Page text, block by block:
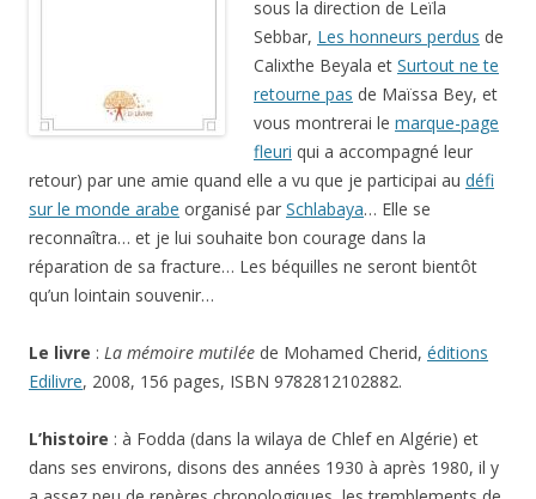
sous la direction de Leïla
Sebbar, Les honneurs perdus de
Calixthe Beyala et Surtout ne te
retourne pas de Maïssa Bey, et
vous montrerai le marque-page
fleuri qui a accompagné leur
retour) par une amie quand elle a vu que je participai au défi
sur le monde arabe organisé par Schlabaya… Elle se
reconnaîtra… et je lui souhaite bon courage dans la
réparation de sa fracture… Les béquilles ne seront bientôt
qu’un lointain souvenir…
Le livre : La mémoire mutilée de Mohamed Cherid, éditions
Edilivre, 2008, 156 pages, ISBN 9782812102882.
L’histoire : à Fodda (dans la wilaya de Chlef en Algérie) et
dans ses environs, disons des années 1930 à après 1980, il y